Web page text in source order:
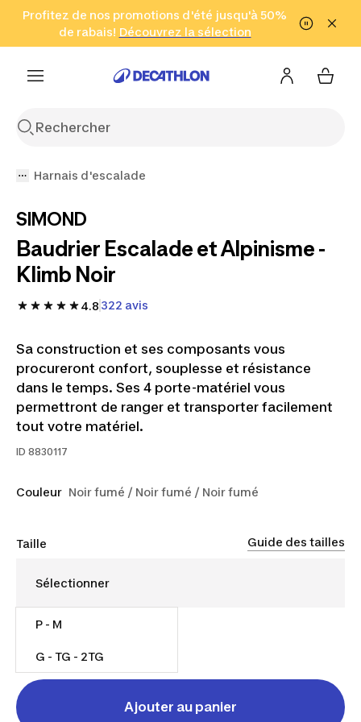
Aller à la recherche Aller au contenu Aller au pied de
Profitez de nos promotions d'été jusqu'à 50%
de rabais! Découvrez la sélection
Cliquez ici
en seulement 2 h!
(Zones sélectionnées)
Harnais d'escalade
SIMOND
Baudrier Escalade et Alpinisme -
Klimb Noir
4.8 322 avis
Sa construction et ses composants vous
procureront confort, souplesse et résistance
dans le temps. Ses 4 porte-matériel vous
permettront de ranger et transporter facilement
tout votre matériel.
ID 8830117
Couleur Noir fumé / Noir fumé / Noir fumé
Taille Guide des tailles
P - M
G - TG - 2TG
Ajouter au panier